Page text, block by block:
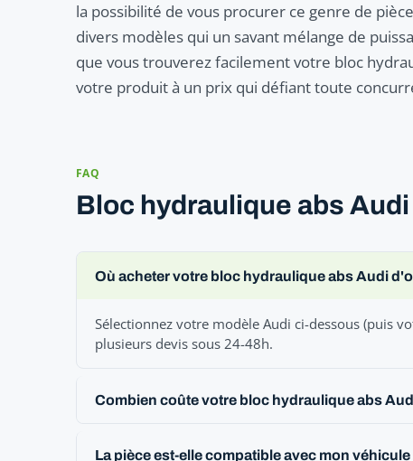
la possibilité de vous procurer ce genre de
divers modèles qui un savant mélange de
que vous trouverez facilement votre bloc
votre produit à un prix qui défiant toute
FAQ
Bloc hydraulique abs
Où acheter votre bloc hydraulique abs Audi
Sélectionnez votre modèle Audi ci-dessous (puis
plusieurs devis sous 24-48h.
Combien coûte votre bloc hydraulique abs
La pièce est-elle compatible avec mon